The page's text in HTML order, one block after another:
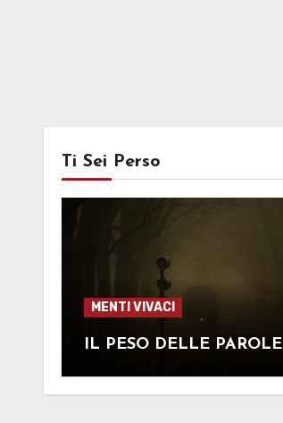
Ti Sei Perso
MENTI VIVACI
IL PESO DELLE PAROLE